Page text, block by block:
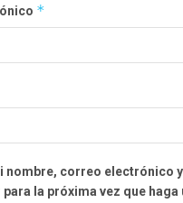
*
nombre, correo electrónico
la próxima vez que